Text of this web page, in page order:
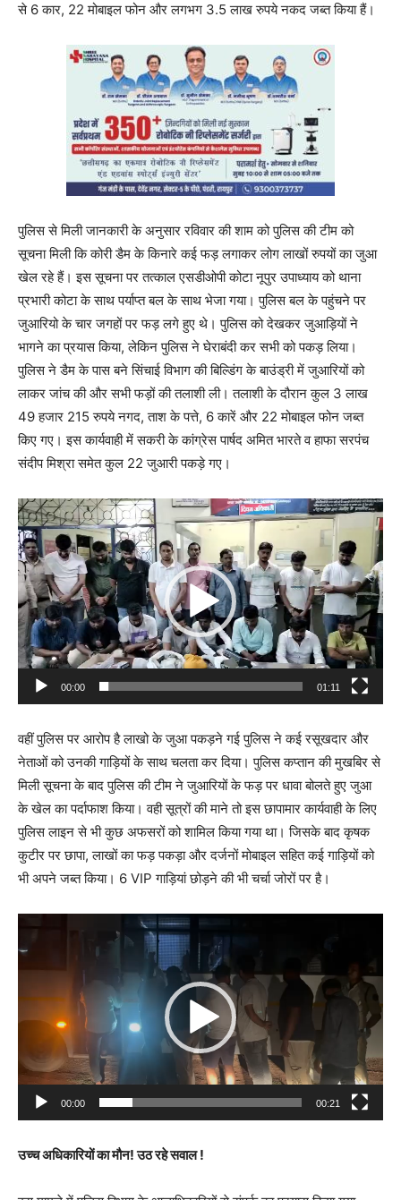
से 6 कार, 22 मोबाइल फोन और लगभग 3.5 लाख रुपये नकद जब्त किया हैं।
पुलिस से मिली जानकारी के अनुसार रविवार की शाम को पुलिस की टीम को
सूचना मिली कि कोरी डैम के किनारे कई फड़ लगाकर लोग लाखों रुपयों का जुआ
खेल रहे हैं। इस सूचना पर तत्काल एसडीओपी कोटा नूपुर उपाध्याय को थाना
प्रभारी कोटा के साथ पर्याप्त बल के साथ भेजा गया। पुलिस बल के पहुंचने पर
जुआरियो के चार जगहों पर फड़ लगे हुए थे। पुलिस को देखकर जुआड़ियों ने
भागने का प्रयास किया, लेकिन पुलिस ने घेराबंदी कर सभी को पकड़ लिया।
पुलिस ने डैम के पास बने सिंचाई विभाग की बिल्डिंग के बाउंड्री में जुआरियों को
लाकर जांच की और सभी फड़ों की तलाशी ली। तलाशी के दौरान कुल 3 लाख
49 हजार 215 रुपये नगद, ताश के पत्ते, 6 कारें और 22 मोबाइल फोन जब्त
किए गए। इस कार्यवाही में सकरी के कांग्रेस पार्षद अमित भारते व हाफा सरपंच
संदीप मिश्रा समेत कुल 22 जुआरी पकड़े गए।
V
i
d
e
o
P
l
a
r
00:00 01:11
वहीं पुलिस पर आरोप है लाखो के जुआ पकड़ने गई पुलिस ने कई रसूखदार और
नेताओं को उनकी गाड़ियों के साथ चलता कर दिया। पुलिस कप्तान की मुखबिर से
मिली सूचना के बाद पुलिस की टीम ने जुआरियों के फड़ पर धावा बोलते हुए जुआ
के खेल का पर्दाफाश किया। वही सूत्रों की माने तो इस छापामार कार्यवाही के लिए
पुलिस लाइन से भी कुछ अफसरों को शामिल किया गया था। जिसके बाद कृषक
कुटीर पर छापा, लाखों का फड़ पकड़ा और दर्जनों मोबाइल सहित कई गाड़ियों को
भी अपने जब्त किया। 6 VIP गाड़ियां छोड़ने की भी चर्चा जोरों पर है।
i
d
e
o
l
a
r
00:00 00:21
उच्च अधिकारियों का मौन! उठ रहे सवाल !